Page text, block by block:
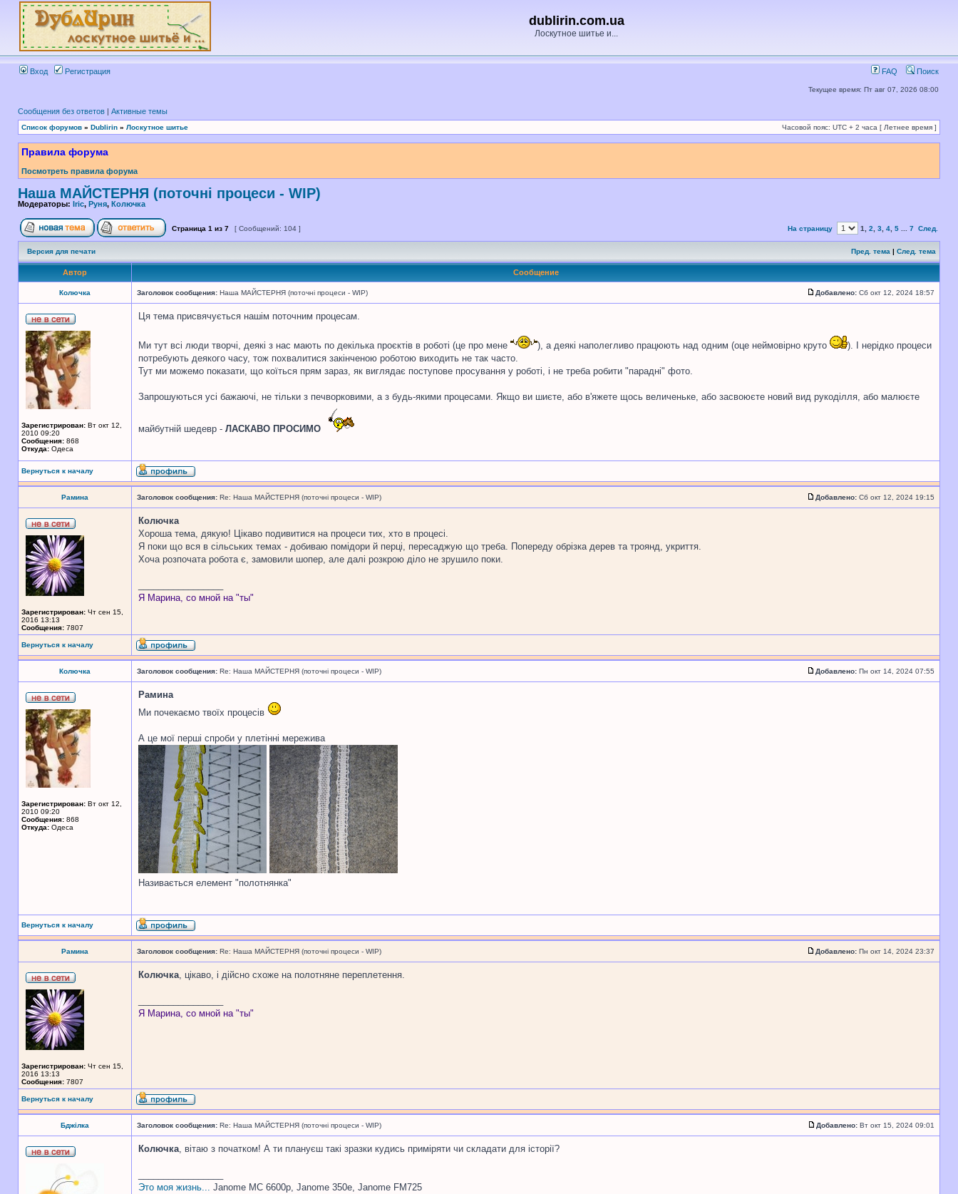
dublirin.com.ua
Лоскутное шитье и...
Вход Регистрация FAQ Поиск
Текущее время: Пт авг 07, 2026 08:00
Сообщения без ответов | Активные темы
Список форумов » Dublirin » Лоскутное шитье Часовой пояс: UTC + 2 часа [ Летнее время ]
Правила форума
Посмотреть правила форума
Наша МАЙСТЕРНЯ (поточні процеси - WIP)
Модераторы: Iric, Руня, Колючка
Страница 1 из 7 [ Сообщений: 104 ] На страницу 1 2 3 4 5 7 След.
Версия для печати Пред. тема | След. тема
Автор Сообщение
Колючка Заголовок сообщения: Наша МАЙСТЕРНЯ (поточні процеси - WIP) Добавлено: Сб окт 12, 2024 18:57
Зарегистрирован: Вт окт 12,
2010 09:20
Сообщения: 868
Откуда: Одеса
Ця тема присвячується нашім поточним процесам.
Ми тут всі люди творчі, деякі з нас мають по декілька проєктів в роботі (це про мене ), а деякі наполегливо працюють над одним (оце неймовірно круто
). І нерідко процеси
потребують деякого часу, тож похвалитися закінченою роботою виходить не так часто.
Тут ми можемо показати, що коїться прям зараз, як виглядає поступове просування у роботі, і не треба робити "парадні" фото.
Запрошуються усі бажаючі, не тільки з печворковими, а з будь-якими процесами. Якщо ви шиєте, або в'яжете щось величеньке, або засвоюєте новий вид рукоділля, або малюєте
майбутній шедевр - ЛАСКАВО ПРОСИМО
Вернуться к началу
Рамина Заголовок сообщения: Re: Наша МАЙСТЕРНЯ (поточні процеси - WIP) Добавлено: Сб окт 12, 2024 19:15
Зарегистрирован: Чт сен 15,
2016 13:13
Сообщения: 7807
Колючка
Хороша тема, дякую! Цікаво подивитися на процеси тих, хто в процесі.
Я поки що вся в сільських темах - добиваю помідори й перці, пересаджую що треба. Попереду обрізка дерев та троянд, укриття.
Хоча розпочата робота є, замовили шопер, але далі розкрою діло не зрушило поки.
Я Марина, со мной на "ты"
Вернуться к началу
Колючка Заголовок сообщения: Re: Наша МАЙСТЕРНЯ (поточні процеси - WIP) Добавлено: Пн окт 14, 2024 07:55
Зарегистрирован: Вт окт 12,
2010 09:20
Сообщения: 868
Откуда: Одеса
Рамина
Ми почекаємо твоїх процесів
А це мої перші спроби у плетінні мережива
Називається елемент "полотнянка"
Вернуться к началу
Рамина Заголовок сообщения: Re: Наша МАЙСТЕРНЯ (поточні процеси - WIP) Добавлено: Пн окт 14, 2024 23:37
Зарегистрирован: Чт сен 15,
2016 13:13
Сообщения: 7807
Колючка, цікаво, і дійсно схоже на полотняне переплетення.
Я Марина, со мной на "ты"
Вернуться к началу
Бджілка Заголовок сообщения: Re: Наша МАЙСТЕРНЯ (поточні процеси - WIP) Добавлено: Вт окт 15, 2024 09:01
Колючка, вітаю з початком! А ти плануєш такі зразки кудись приміряти чи складати для історії?
Это моя жизнь... Janome MC 6600p, Janome 350e, Janome FM725